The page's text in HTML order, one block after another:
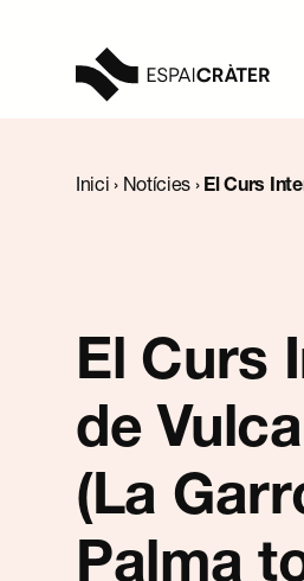
Visita
Programació
Notícies
Contacte
Inici › Notícies › El Curs
El Curs
de
(La
Palma